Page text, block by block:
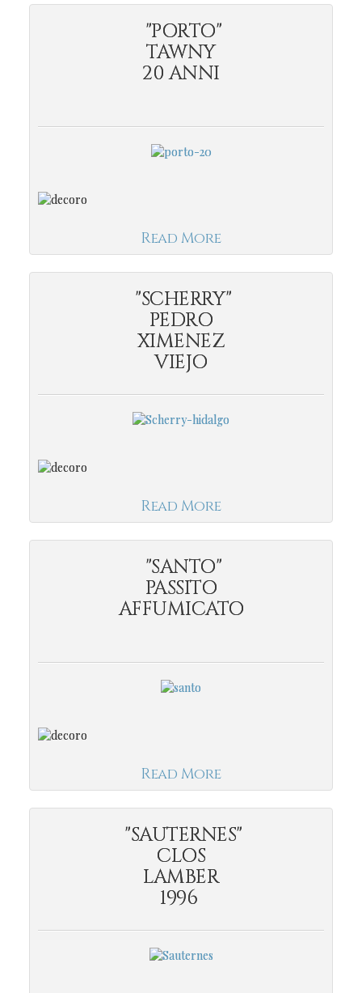
"PORTO"
TAWNY
20 ANNI
Read More
"SCHERRY"
PEDRO
XIMENEZ
VIEJO
Read More
"SANTO"
PASSITO
AFFUMICATO
Read More
"SAUTERNES"
CLOS
LAMBER
1996